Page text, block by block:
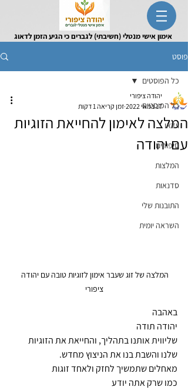
אימון אישי מנטלי (חשיבתי) לגברים כי הגיע הזמן לדאוג
פוסט
כל הפוסטים
וידאו
סיפורים
המלצות
סדנאות
התובנות שלי
השראה יומית
כל הפוסטים
המלצה לאימון להחייאת הזוגיות
עם יהודה
יהודה ציפורי
17 במאי 2022
זמן קריאה 1 דקות
המלצה של זוג שעבר אימון לזוגיות טובה עם יהודה
ציפורי
באהבה
יהודה תודה
שליווית אותנו בתהליך, והחייאת את הזוגיות
שלנו והשבת בנו את הניצוץ מחדש.
מאחלים שתמשיך לחזק ולאחד זוגות
כמו שרק אתה יודע